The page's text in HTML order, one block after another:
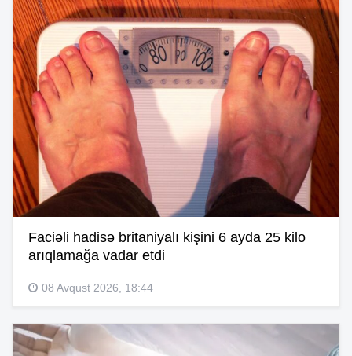
Faciəli hadisə britaniyalı kişini 6 ayda 25 kilo
arıqlamağa vadar etdi
08 Avqust 2026, 18:44